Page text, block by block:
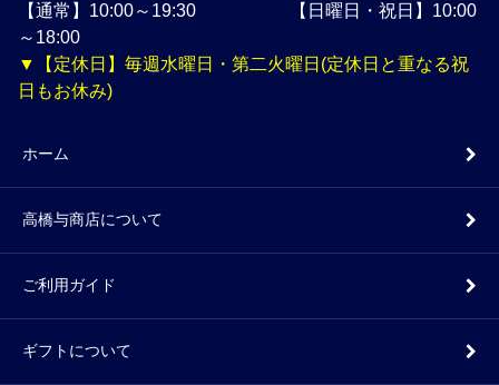
【通常】10:00～19:30 【日曜日・祝日】10:00
～18:00
▼【定休日】毎週水曜日・第二火曜日(定休日と重なる祝
日もお休み)
ホーム
高橋与商店について
ご利用ガイド
ギフトについて